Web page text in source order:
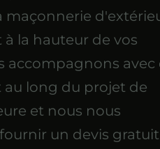
maçonnerie
la hauteur de vos
accompagnons avec
au long du projet de
et nous nous
un devis